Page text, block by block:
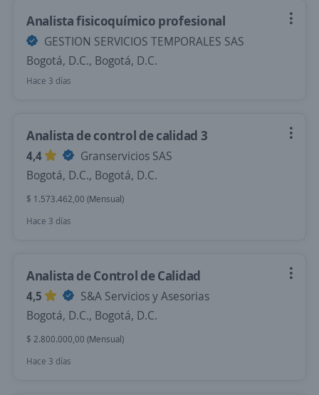
Analista fisicoquímico profesional
GESTION SERVICIOS TEMPORALES SAS
Bogotá, D.C., Bogotá, D.C.
Hace 3 días
Analista de control de calidad 3
4,4
Granservicios SAS
Bogotá, D.C., Bogotá, D.C.
$ 1.573.462,00 (Mensual)
Hace 3 días
Analista de Control de Calidad
4,5
S&A Servicios y Asesorias
Bogotá, D.C., Bogotá, D.C.
$ 2.800.000,00 (Mensual)
Hace 3 días